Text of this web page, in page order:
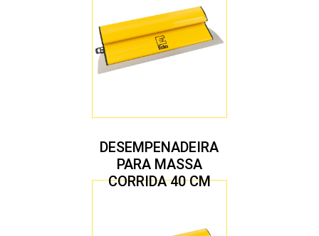
DESEMPENADEIRA
PARA MASSA
CORRIDA 40 CM